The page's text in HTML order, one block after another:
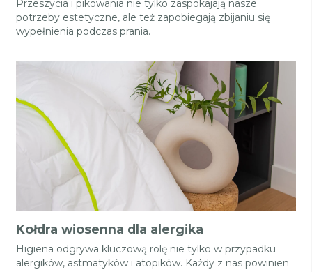
Przeszycia i pikowania nie tylko zaspokajają nasze
potrzeby estetyczne, ale też zapobiegają zbijaniu się
wypełnienia podczas prania.
Kołdra wiosenna dla alergika
Higiena odgrywa kluczową rolę nie tylko w przypadku
alergików, astmatyków i atopików. Każdy z nas powinien